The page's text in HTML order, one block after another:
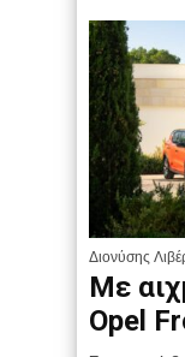
Διονύσης
Με
Opel